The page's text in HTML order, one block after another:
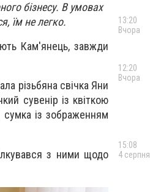
бізнесу. В умовах
їм не легко.
Кам'янець, завжди
різьбяна свічка Яни
сувенір із квіткою
сумка із зображенням
з ними щодо
13:20
Вчора
12:20
Вчора
15:08
4 серпня